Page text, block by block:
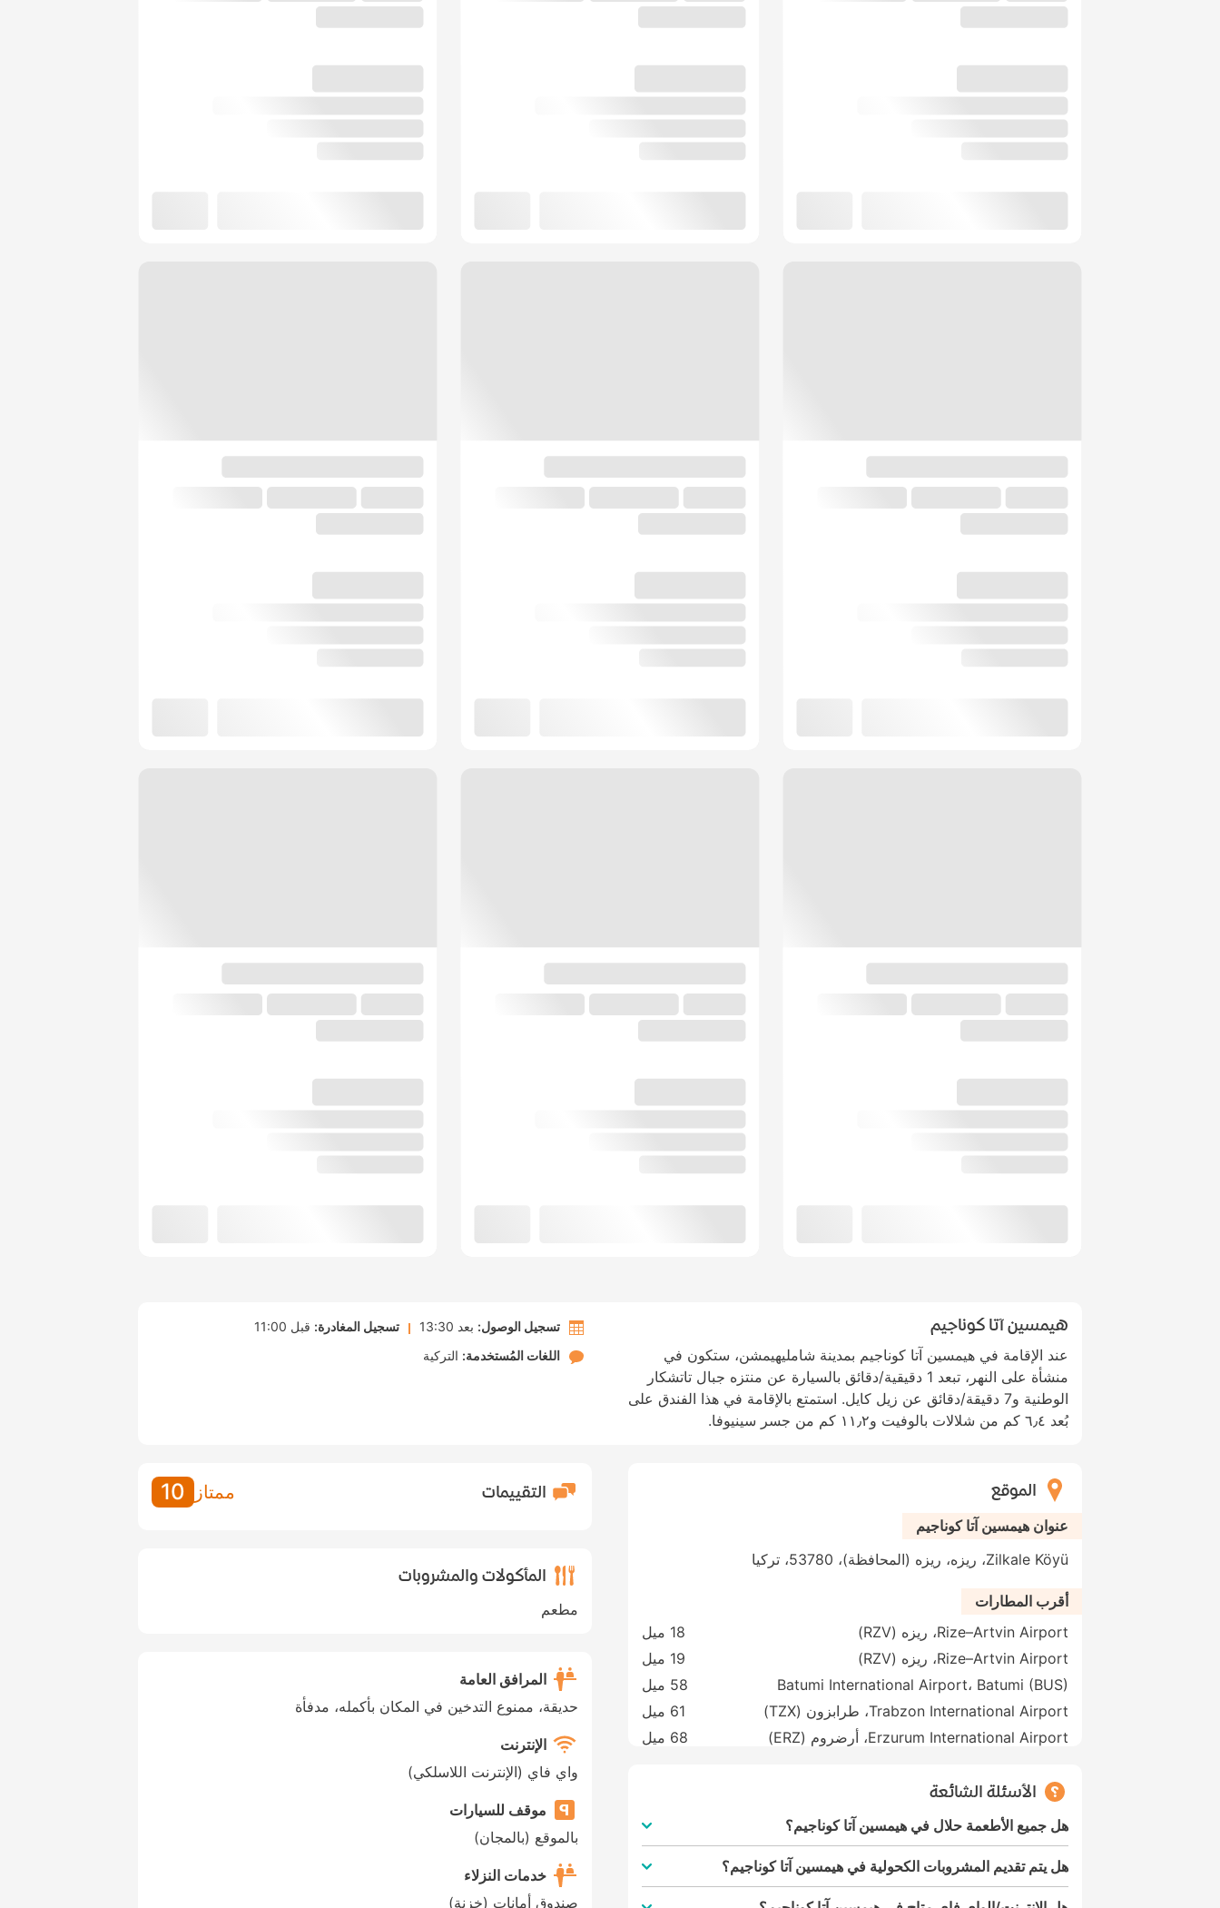
هيمسين آتا كوناجيم
عند الإقامة في هيمسين آتا كوناجيم بمدينة شامليهيمشن، ستكون في
منشأة على النهر، تبعد 1 دقيقية/دقائق بالسيارة عن منتزه جبال تاتشكار
الوطنية و7 دقيقة/دقائق عن زيل كايل. استمتع بالإقامة في هذا الفندق على
بُعد ٦٫٤ كم من شلالات بالوفيت و١١٫٢ كم من جسر سينيوفا.
تسجيل الوصول: بعد 13:30 تسجيل المغادرة: قبل 11:00
اللغات المُستخدمة: التركية
الموقع
عنوان هيمسين آتا كوناجيم
Zilkale Köyü، ريزه، ريزه (المحافظة)، 53780، تركيا
أقرب المطارات
Rize–Artvin Airport، ريزه (RZV)
18 ميل
Rize–Artvin Airport، ريزه (RZV)
19 ميل
Batumi International Airport، Batumi (BUS)
58 ميل
Trabzon International Airport، طرابزون (TZX)
61 ميل
Erzurum International Airport، أرضروم (ERZ)
68 ميل
الأسئلة الشائعة
هل جميع الأطعمة حلال في هيمسين آتا كوناجيم؟
هل يتم تقديم المشروبات الكحولية في هيمسين آتا كوناجيم؟
التقييمات ممتاز 10
المأكولات والمشروبات
مطعم
المرافق العامة
حديقة، ممنوع التدخين في المكان بأكمله، مدفأة
الإنترنت
واي فاي (الإنترنت اللاسلكي)
موقف للسيارات
بالموقع (بالمجان)
خدمات النزلاء
صندوق أمانات (خزنة)